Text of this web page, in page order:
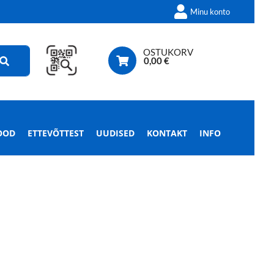
Minu konto
OSTUKORV
0,00€
ETTEVÕTTEST UUDISED KONTAKT INFO